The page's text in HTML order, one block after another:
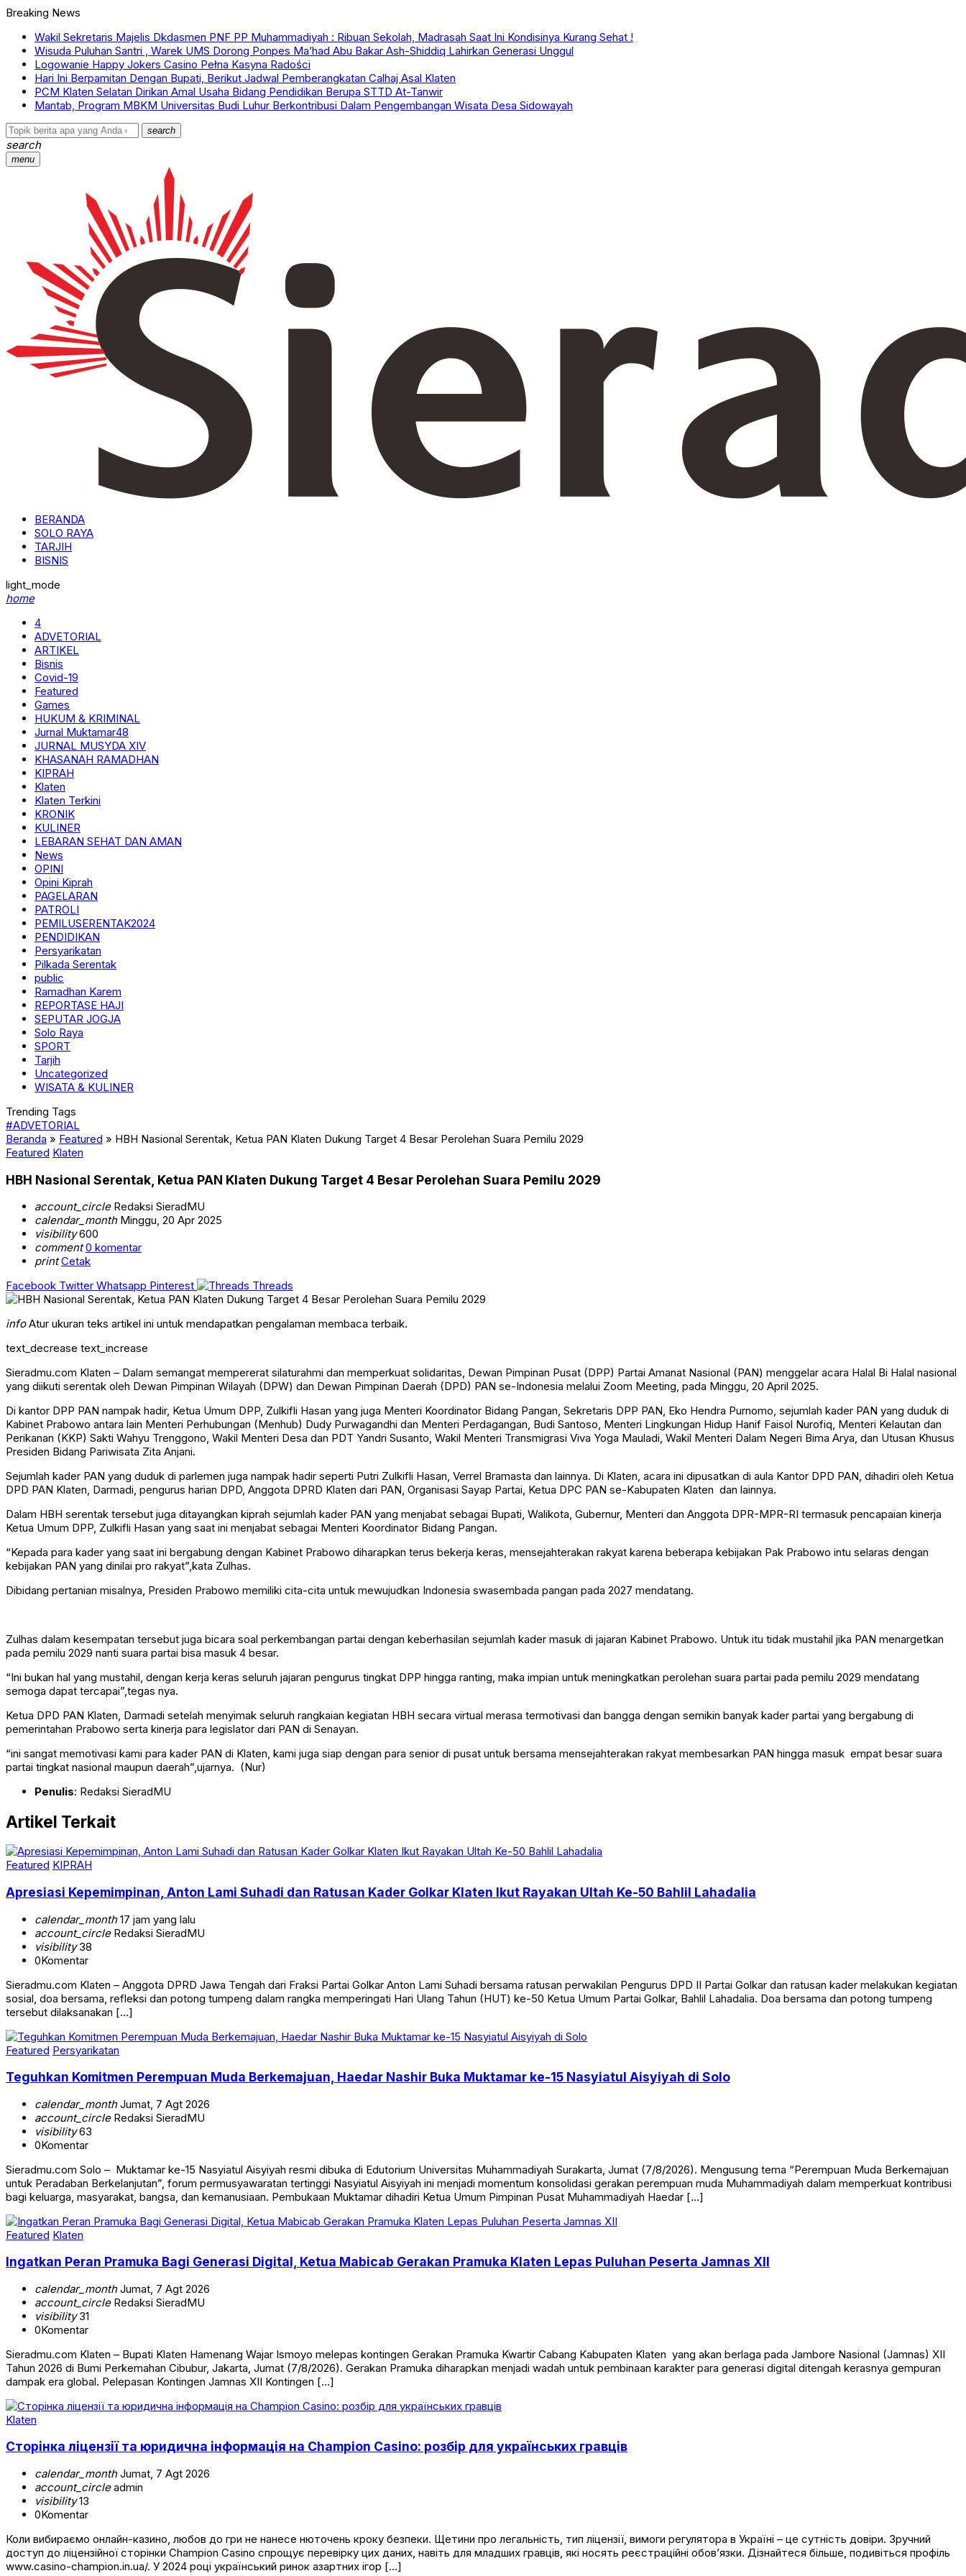
Breaking News
Wakil Sekretaris Majelis Dkdasmen PNF PP Muhammadiyah : Ribuan Sekolah, Madrasah Saat Ini Kondisinya Kurang Sehat !
Wisuda Puluhan Santri , Warek UMS Dorong Ponpes Ma’had Abu Bakar Ash-Shiddiq Lahirkan Generasi Unggul
Logowanie Happy Jokers Casino Pełna Kasyna Radości
Hari Ini Berpamitan Dengan Bupati, Berikut Jadwal Pemberangkatan Calhaj Asal Klaten
PCM Klaten Selatan Dirikan Amal Usaha Bidang Pendidikan Berupa STTD At-Tanwir
Mantab, Program MBKM Universitas Budi Luhur Berkontribusi Dalam Pengembangan Wisata Desa Sidowayah
search
search
menu
BERANDA
SOLO RAYA
TARJIH
BISNIS
light_mode
home
4
ADVETORIAL
ARTIKEL
Bisnis
Covid-19
Featured
Games
HUKUM & KRIMINAL
Jurnal Muktamar48
JURNAL MUSYDA XIV
KHASANAH RAMADHAN
KIPRAH
Klaten
Klaten Terkini
KRONIK
KULINER
LEBARAN SEHAT DAN AMAN
News
OPINI
Opini Kiprah
PAGELARAN
PATROLI
PEMILUSERENTAK2024
PENDIDIKAN
Persyarikatan
Pilkada Serentak
public
Ramadhan Karem
REPORTASE HAJI
SEPUTAR JOGJA
Solo Raya
SPORT
Tarjih
Uncategorized
WISATA & KULINER
Trending Tags
#ADVETORIAL
Beranda » Featured » HBH Nasional Serentak, Ketua PAN Klaten Dukung Target 4 Besar Perolehan Suara Pemilu 2029
Featured Klaten
HBH Nasional Serentak, Ketua PAN Klaten Dukung Target 4 Besar Perolehan Suara Pemilu 2029
account_circleRedaksi SieradMU
calendar_monthMinggu, 20 Apr 2025
visibility600
comment 0 komentar
print Cetak
Facebook Twitter Whatsapp Pinterest Threads
infoAtur ukuran teks artikel ini untuk mendapatkan pengalaman membaca terbaik.
text_decrease text_increase
Sieradmu.com Klaten – Dalam semangat mempererat silaturahmi dan memperkuat solidaritas, Dewan Pimpinan Pusat (DPP) Partai Amanat Nasional (PAN) menggelar acara Halal Bi Halal nasional
yang diikuti serentak oleh Dewan Pimpinan Wilayah (DPW) dan Dewan Pimpinan Daerah (DPD) PAN se-Indonesia melalui Zoom Meeting, pada Minggu, 20 April 2025.
Di kantor DPP PAN nampak hadir, Ketua Umum DPP, Zulkifli Hasan yang juga Menteri Koordinator Bidang Pangan, Sekretaris DPP PAN, Eko Hendra Purnomo, sejumlah kader PAN yang duduk di
Kabinet Prabowo antara lain Menteri Perhubungan (Menhub) Dudy Purwagandhi dan Menteri Perdagangan, Budi Santoso, Menteri Lingkungan Hidup Hanif Faisol Nurofiq, Menteri Kelautan dan
Perikanan (KKP) Sakti Wahyu Trenggono, Wakil Menteri Desa dan PDT Yandri Susanto, Wakil Menteri Transmigrasi Viva Yoga Mauladi, Wakil Menteri Dalam Negeri Bima Arya, dan Utusan Khusus
Presiden Bidang Pariwisata Zita Anjani.
Sejumlah kader PAN yang duduk di parlemen juga nampak hadir seperti Putri Zulkifli Hasan, Verrel Bramasta dan lainnya. Di Klaten, acara ini dipusatkan di aula Kantor DPD PAN, dihadiri oleh Ketua
DPD PAN Klaten, Darmadi, pengurus harian DPD, Anggota DPRD Klaten dari PAN, Organisasi Sayap Partai, Ketua DPC PAN se-Kabupaten Klaten dan lainnya.
Dalam HBH serentak tersebut juga ditayangkan kiprah sejumlah kader PAN yang menjabat sebagai Bupati, Walikota, Gubernur, Menteri dan Anggota DPR-MPR-RI termasuk pencapaian kinerja
Ketua Umum DPP, Zulkifli Hasan yang saat ini menjabat sebagai Menteri Koordinator Bidang Pangan.
“Kepada para kader yang saat ini bergabung dengan Kabinet Prabowo diharapkan terus bekerja keras, mensejahterakan rakyat karena beberapa kebijakan Pak Prabowo intu selaras dengan
kebijakan PAN yang dinilai pro rakyat”,kata Zulhas.
Dibidang pertanian misalnya, Presiden Prabowo memiliki cita-cita untuk mewujudkan Indonesia swasembada pangan pada 2027 mendatang.
Zulhas dalam kesempatan tersebut juga bicara soal perkembangan partai dengan keberhasilan sejumlah kader masuk di jajaran Kabinet Prabowo. Untuk itu tidak mustahil jika PAN menargetkan
pada pemilu 2029 nanti suara partai bisa masuk 4 besar.
“Ini bukan hal yang mustahil, dengan kerja keras seluruh jajaran pengurus tingkat DPP hingga ranting, maka impian untuk meningkatkan perolehan suara partai pada pemilu 2029 mendatang
semoga dapat tercapai”,tegas nya.
Ketua DPD PAN Klaten, Darmadi setelah menyimak seluruh rangkaian kegiatan HBH secara virtual merasa termotivasi dan bangga dengan semikin banyak kader partai yang bergabung di
pemerintahan Prabowo serta kinerja para legislator dari PAN di Senayan.
“ini sangat memotivasi kami para kader PAN di Klaten, kami juga siap dengan para senior di pusat untuk bersama mensejahterakan rakyat membesarkan PAN hingga masuk empat besar suara
partai tingkat nasional maupun daerah”,ujarnya. (Nur)
Penulis: Redaksi SieradMU
Artikel Terkait
Featured KIPRAH
Apresiasi Kepemimpinan, Anton Lami Suhadi dan Ratusan Kader Golkar Klaten Ikut Rayakan Ultah Ke-50 Bahlil Lahadalia
calendar_month17 jam yang lalu
account_circleRedaksi SieradMU
visibility38
0Komentar
Sieradmu.com Klaten – Anggota DPRD Jawa Tengah dari Fraksi Partai Golkar Anton Lami Suhadi bersama ratusan perwakilan Pengurus DPD II Partai Golkar dan ratusan kader melakukan kegiatan
sosial, doa bersama, refleksi dan potong tumpeng dalam rangka memperingati Hari Ulang Tahun (HUT) ke-50 Ketua Umum Partai Golkar, Bahlil Lahadalia. Doa bersama dan potong tumpeng
tersebut dilaksanakan […]
Featured Persyarikatan
Teguhkan Komitmen Perempuan Muda Berkemajuan, Haedar Nashir Buka Muktamar ke-15 Nasyiatul Aisyiyah di Solo
calendar_monthJumat, 7 Agt 2026
account_circleRedaksi SieradMU
visibility63
0Komentar
Sieradmu.com Solo – Muktamar ke-15 Nasyiatul Aisyiyah resmi dibuka di Edutorium Universitas Muhammadiyah Surakarta, Jumat (7/8/2026). Mengusung tema “Perempuan Muda Berkemajuan
untuk Peradaban Berkelanjutan”, forum permusyawaratan tertinggi Nasyiatul Aisyiyah ini menjadi momentum konsolidasi gerakan perempuan muda Muhammadiyah dalam memperkuat kontribusi
bagi keluarga, masyarakat, bangsa, dan kemanusiaan. Pembukaan Muktamar dihadiri Ketua Umum Pimpinan Pusat Muhammadiyah Haedar […]
Featured Klaten
Ingatkan Peran Pramuka Bagi Generasi Digital, Ketua Mabicab Gerakan Pramuka Klaten Lepas Puluhan Peserta Jamnas XII
calendar_monthJumat, 7 Agt 2026
account_circleRedaksi SieradMU
visibility31
0Komentar
Sieradmu.com Klaten – Bupati Klaten Hamenang Wajar Ismoyo melepas kontingen Gerakan Pramuka Kwartir Cabang Kabupaten Klaten yang akan berlaga pada Jambore Nasional (Jamnas) XII
Tahun 2026 di Bumi Perkemahan Cibubur, Jakarta, Jumat (7/8/2026). Gerakan Pramuka diharapkan menjadi wadah untuk pembinaan karakter para generasi digital ditengah kerasnya gempuran
dampak era global. Pelepasan Kontingen Jamnas XII Kontingen […]
Klaten
Сторінка ліцензії та юридична інформація на Champion Casino: розбір для українських гравців
calendar_monthJumat, 7 Agt 2026
account_circleadmin
visibility13
0Komentar
Коли вибираємо онлайн-казино, любов до гри не нанесе нюточень кроку безпеки. Щетини про легальність, тип ліцензії, вимоги регулятора в Україні – це сутність довіри. Зручний
доступ до ліцензійної сторінки Champion Casino спрощує перевірку цих даних, навіть для младших гравців, які носять реєстраційні обов’язки. Дізнайтеся більше, подивіться профіль
www.casino-champion.in.ua/. У 2024 році український ринок азартних ігор […]